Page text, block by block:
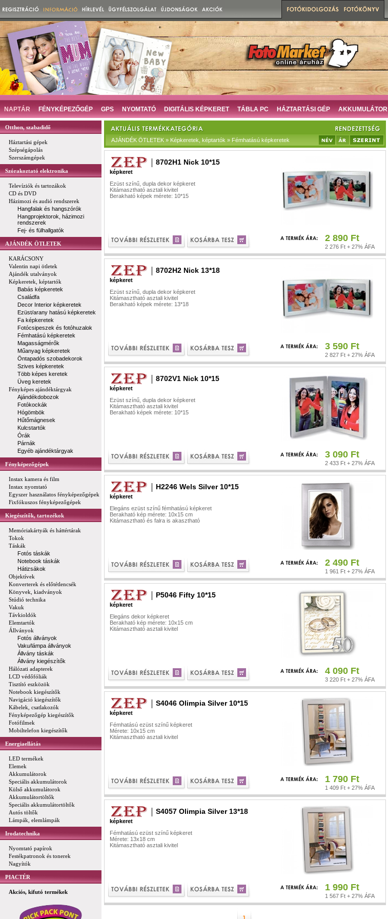
NAPTÁR FÉNYKÉPEZŐGÉP GPS NYOMTATÓ DIGITÁLIS KÉPKERET TÁBLA PC HÁZTARTÁSI GÉP AKKUMULÁTOR
Otthon, szabadidő
Háztartási gépek
Szépségápolás
Szerszámgépek
Szórakoztató elektronika
Televíziók és tartozákok
CD és DVD
Házimozi és audió rendszerek
Hangfalak és hangszórók
Hangprojektorok, házimozi
rendszerek
Fej- és fülhallgatók
AJÁNDÉK ÖTLETEK
KARÁCSONY
Valentin napi ötletek
Ajándék utalványok
Képkeretek, képtartók
Babás képkeretek
Családfa
Decor Interior képkeretek
Ezüst/arany hatású képkeretek
Fa képkeretek
Fotócsipeszek és fotóhuzalok
Fémhatású képkeretek
Magasságmérők
Műanyag képkeretek
Öntapadós szobadekorok
Szives képkeretek
Több képes keretek
Üveg keretek
Fényképes ajándéktárgyak
Ajándékdobozok
Fotókockák
Hógömbök
Hűtőmágnesek
Kulcstartók
Órák
Párnák
Egyéb ajándéktárgyak
Fényképezőgépek
Instax kamera és film
Instax nyomtató
Egyszer használatos fényképezőgépek
Fixfókuszos fényképezőgépek
Kiegészítők, tartozékok
Memóriakártyák és háttértárak
Tokok
Táskák
Fotós táskák
Notebook táskák
Hátizsákok
Objektívek
Konverterek és előtétlencsék
Könyvek, kiadványok
Stúdió technika
Vakuk
Távkioldók
Elemtartók
Állványok
Fotós állványok
Vaku/lámpa állványok
Állvány táskák
Állvány kiegészítők
Hálózati adapterek
LCD védőfóliák
Tisztító eszközök
Notebook kiegészítők
Navigáció kiegészítők
Kábelek, csatlakozók
Fényképezőgép kiegészítők
Fotófilmek
Mobiltelefon kiegészítők
Energiaellátás
LED termékek
Elemek
Akkumulátorok
Speciális akkumulátorok
Külső akkumulátorok
Akkumulátortöltők
Speciális akkumulátortöltők
Autós töltők
Lámpák, elemlámpák
Irodatechnika
Nyomtató papírok
Festékpatronok és tonerek
Nagyítók
PIACTÉR
Akciós, kifutó termékek
AJÁNDÉK ÖTLETEK » Képkeretek, képtartók » Fémhatású képkeretek
8702H1 Nick 10*15
képkeret
Ezüst színű, dupla dekor képkeret
Kitámasztható asztali kivitel
Berakható képek mérete: 10*15
2 890 Ft
2 276 Ft + 27% ÁFA
8702H2 Nick 13*18
képkeret
Ezüst színű, dupla dekor képkeret
Kitámasztható asztali kivitel
Berakható képek mérete: 13*18
3 590 Ft
2 827 Ft + 27% ÁFA
8702V1 Nick 10*15
képkeret
Ezüst színű, dupla dekor képkeret
Kitámasztható asztali kivitel
Berakható képek mérete: 10*15
3 090 Ft
2 433 Ft + 27% ÁFA
H2246 Wels Silver 10*15
képkeret
Elegáns ezüst színű fémhatású képkeret
Berakható kép mérete: 10x15 cm
Kitámasztható és falra is akasztható
2 490 Ft
1 961 Ft + 27% ÁFA
P5046 Fifty 10*15
képkeret
Elegáns dekor képkeret
Berakható kép mérete: 10x15 cm
Kitámasztható asztali kivitel
4 090 Ft
3 220 Ft + 27% ÁFA
S4046 Olimpia Silver 10*15
képkeret
Fémhatású ezüst színű képkeret
Mérete: 10x15 cm
Kitámasztható asztali kivitel
1 790 Ft
1 409 Ft + 27% ÁFA
S4057 Olimpia Silver 13*18
képkeret
Fémhatású ezüst színű képkeret
Mérete: 13x18 cm
Kitámasztható asztali kivitel
1 990 Ft
1 567 Ft + 27% ÁFA